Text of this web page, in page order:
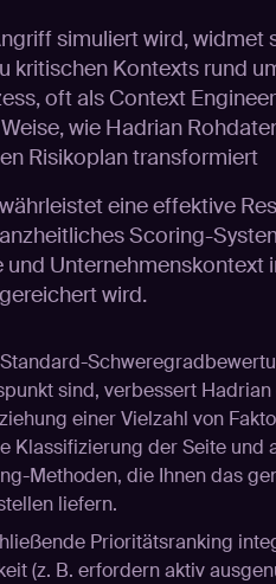
simuliert wird, widmet
kritischen Kontexts rund
oft als Context
wie Hadrian
Risikoplan transformiert
eine effektive
Scoring-
und Unternehmenskontext
wird.
sind, verbessert
einer Vielzahl von
Klassifizierung der Seite und
Methoden, die Ihnen das
liefern.
Prioritätsranking
(z. B. erfordern aktiv